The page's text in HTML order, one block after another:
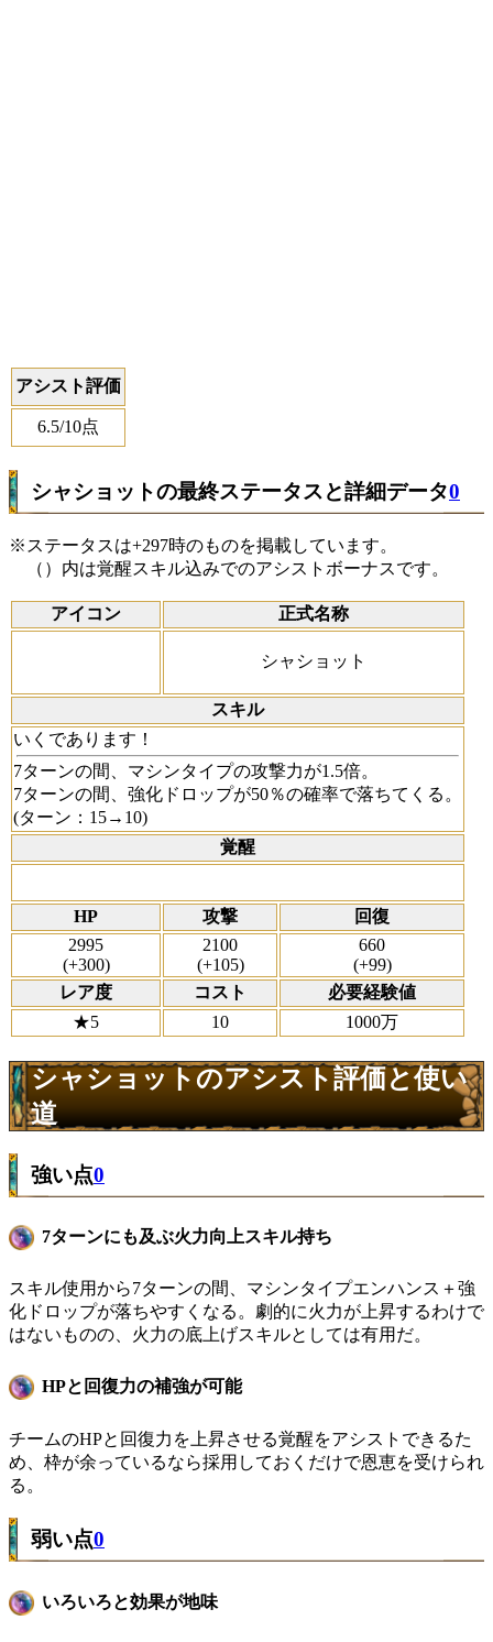
アシスト評価
6.5/10点
シャショットの最終ステータスと詳細データ0
※ステータスは+297時のものを掲載しています。
（）内は覚醒スキル込みでのアシストボーナスです。
アイコン 正式名称
シャショット
スキル
いくであります！
7ターンの間、マシンタイプの攻撃力が1.5倍。
7ターンの間、強化ドロップが50％の確率で落ちてくる。
(ターン：15→10)
覚醒
HP 攻撃
回復
2995
(+300)
2100
(+105)
660
(+99)
レア度
コスト
必要経験値
★5
10 1000万
シャショットのアシスト評価と使い
道
強い点0
7ターンにも及ぶ火力向上スキル持ち
スキル使用から7ターンの間、マシンタイプエンハンス＋強
化ドロップが落ちやすくなる。劇的に火力が上昇するわけで
はないものの、火力の底上げスキルとしては有用だ。
HPと回復力の補強が可能
チームのHPと回復力を上昇させる覚醒をアシストできるた
め、枠が余っているなら採用しておくだけで恩恵を受けられ
る。
弱い点0
いろいろと効果が地味